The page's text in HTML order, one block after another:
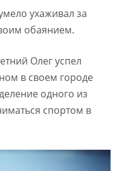
ухаживал за
обаянием.
Олег успел
в своем городе
одного из
спортом в